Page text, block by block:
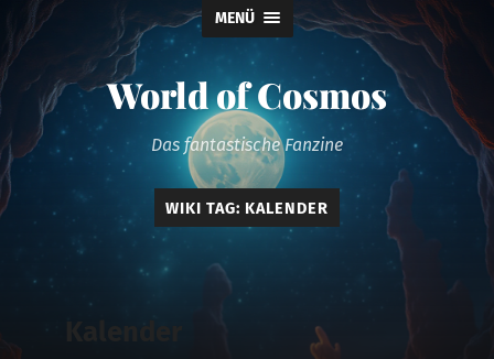
MENÜ
World of Cosmos
Das fantastische Fanzine
WIKI TAG: KALENDER